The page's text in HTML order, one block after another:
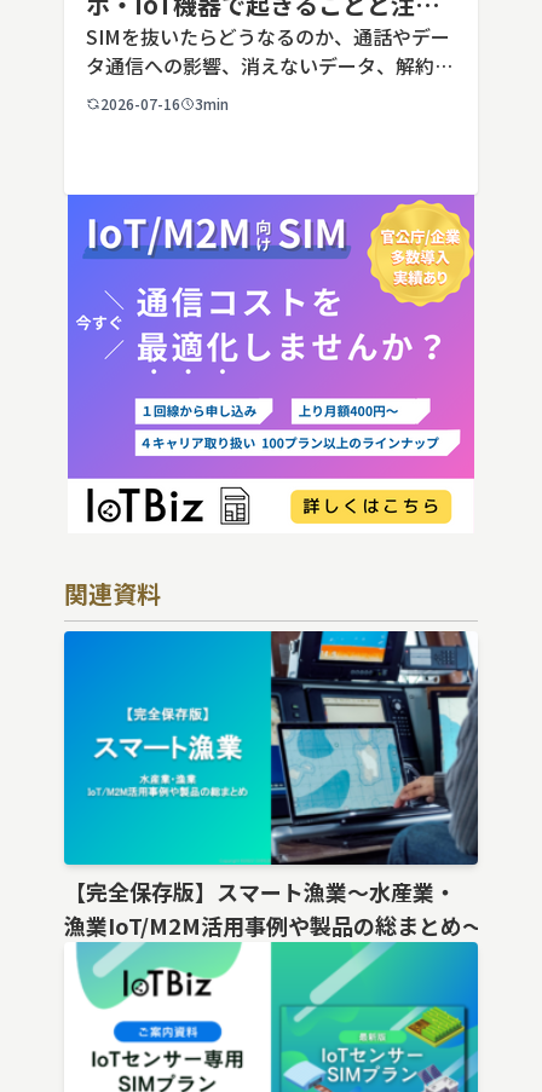
点を解説
SIMを抜いたらどうなるのか、通話やデー
タ通信への影響、消えないデータ、解約や
端末譲渡時の注意点を整理。さらに法人・
2026-07-16 3min
関連資料
【完全保存版】スマート漁業〜水産業・
漁業IoT/M2M活用事例や製品の総まとめ〜